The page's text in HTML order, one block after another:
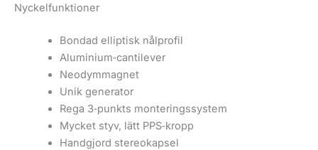
Nyckelfunktioner
Bondad elliptisk nålprofil
Aluminium‑cantilever
Neodymmagnet
Unik generator
Rega 3‑punkts monteringssystem
Mycket styv, lätt PPS‑kropp
Handgjord stereokapsel